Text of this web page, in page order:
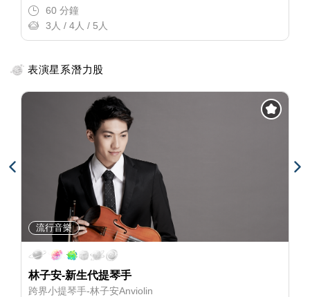
60 分鐘
3人 / 4人 / 5人
表演星系潛力股
流行音樂
林子安-新生代提琴手
跨界小提琴手-林子安Anviolin